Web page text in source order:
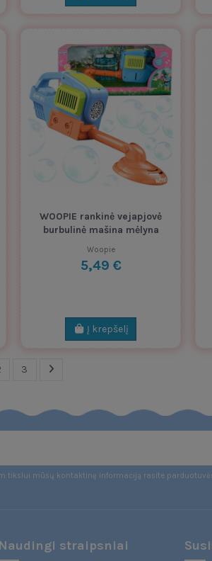
WOOPIE rankinė vejapjovė
burbulinė mašina mėlyna
Woopie
5,49 €
Į krepšelį
3
tikslui mūsų kontaktinę informaciją rasite
Naudingi straipsniai